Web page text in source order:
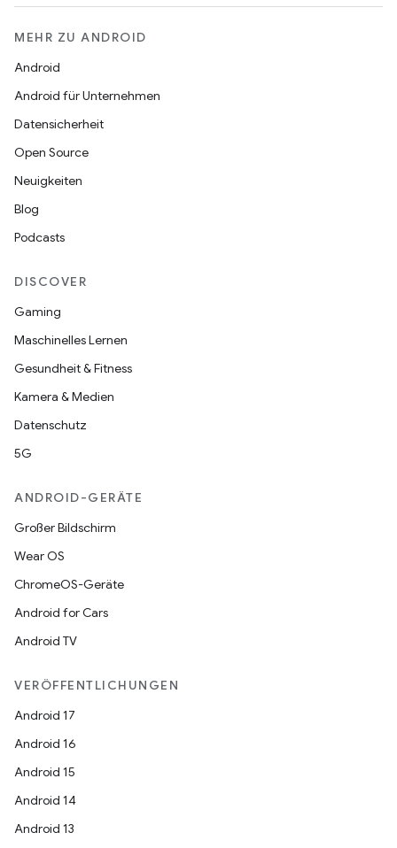
MEHR ZU ANDROID
Android
Android für Unternehmen
Datensicherheit
Open Source
Neuigkeiten
Blog
Podcasts
DISCOVER
Gaming
Maschinelles Lernen
Gesundheit & Fitness
Kamera & Medien
Datenschutz
5G
ANDROID-GERÄTE
Großer Bildschirm
Wear OS
ChromeOS-Geräte
Android for Cars
Android TV
VERÖFFENTLICHUNGEN
Android 17
Android 16
Android 15
Android 14
Android 13